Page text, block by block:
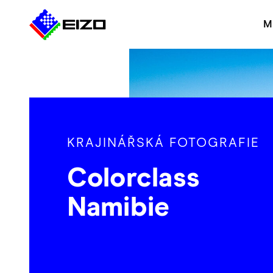
KRAJINÁŘSKÁ FOTOGRAFIE
Colorclass
Namibie